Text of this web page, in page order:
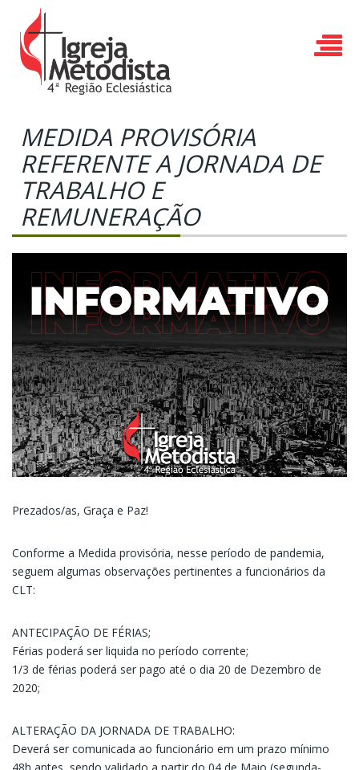
MEDIDA PROVISÓRIA
REFERENTE A JORNADA DE
TRABALHO E
REMUNERAÇÃO
Prezados/as, Graça e Paz!
Conforme a Medida provisória, nesse período de pandemia,
seguem algumas observações pertinentes a funcionários da
CLT:
ANTECIPAÇÃO DE FÉRIAS;
Férias poderá ser liquida no período corrente;
1/3 de férias poderá ser pago até o dia 20 de Dezembro de
2020;
ALTERAÇÃO DA JORNADA DE TRABALHO:
Deverá ser comunicada ao funcionário em um prazo mínimo